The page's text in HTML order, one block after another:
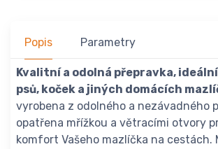
Popis Parametry
Kvalitní a odolná přepravka,
psů, koček a jiných domácích
vyrobena z odolného a nezávadného
opatřena mřížkou a větracími otvory
komfort Vašeho mazlíčka na cestách.